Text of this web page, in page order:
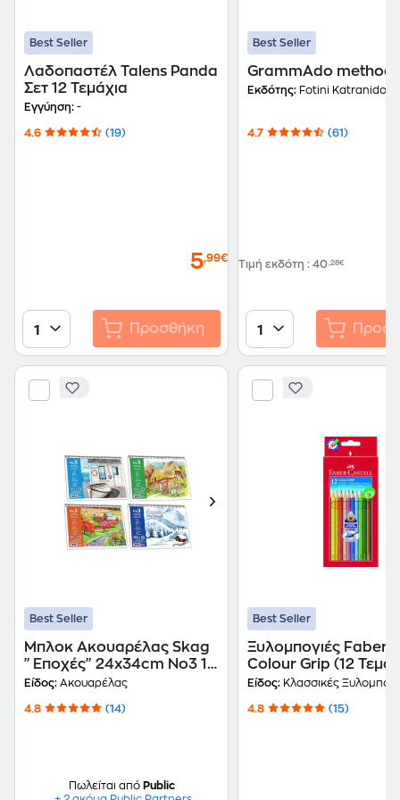
Best Seller
Λαδοπαστέλ Talens Panda
Σετ 12 Τεμάχια
Εγγύηση: -
4.6 (19)
5,99€
1 Προσθήκη
Best Seller
GrammAdo
Εκδότης: Fotini Katranidou
4.7 (61)
Τιμή εκδότη : 40,28€
1
Best Seller
Μπλοκ Ακουαρέλας Skag
"Εποχές" 24x34cm No3 15
Φύλλων
Είδος: Ακουαρέλας
4.8 (14)
Πωλείται από Public
Best Seller
Ξυλομπογιές Faber
Colour Grip (12
Είδος: Κλασσικές
4.8 (15)